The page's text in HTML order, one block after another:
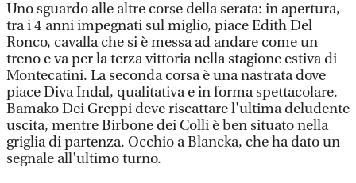
Uno sguardo alle altre corse della serata: in apertura,
tra i 4 anni impegnati sul miglio, piace Edith Del
Ronco, cavalla che si è messa ad andare come un
treno e va per la terza vittoria nella stagione estiva di
Montecatini. La seconda corsa è una nastrata dove
piace Diva Indal, qualitativa e in forma spettacolare.
Bamako Dei Greppi deve riscattare l'ultima deludente
uscita, mentre Birbone dei Colli è ben situato nella
griglia di partenza. Occhio a Blancka, che ha dato un
segnale all'ultimo turno.